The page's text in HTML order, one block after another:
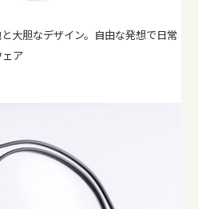
大胆なデザイン。自由な発想で日常
ア